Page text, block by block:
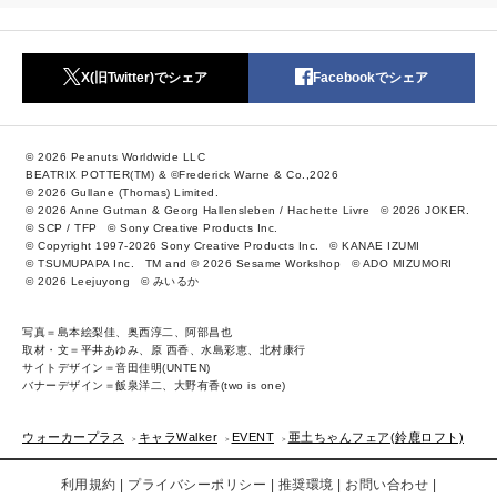
X(旧Twitter)でシェア Facebookでシェア
© 2026 Peanuts Worldwide LLC
BEATRIX POTTER(TM) & ©Frederick Warne & Co.,2026
© 2026 Gullane (Thomas) Limited.
© 2026 Anne Gutman & Georg Hallensleben / Hachette Livre
© 2026 JOKER.
© SCP / TFP
© Sony Creative Products Inc.
© Copyright 1997-2026 Sony Creative Products Inc.
© KANAE IZUMI
© TSUMUPAPA Inc.
TM and © 2026 Sesame Workshop
© ADO MIZUMORI
© 2026 Leejuyong
© みいるか
写真＝島本絵梨佳、奥西淳二、阿部昌也
取材・文＝平井あゆみ、原 西香、水島彩恵、北村康行
サイトデザイン＝音田佳明(UNTEN)
バナーデザイン＝飯泉洋二、大野有香(two is one)
ウォーカープラス キャラWalker EVENT 亜土ちゃんフェア(鈴鹿ロフト)
利用規約 プライバシーポリシー 推奨環境 お問い合わせ